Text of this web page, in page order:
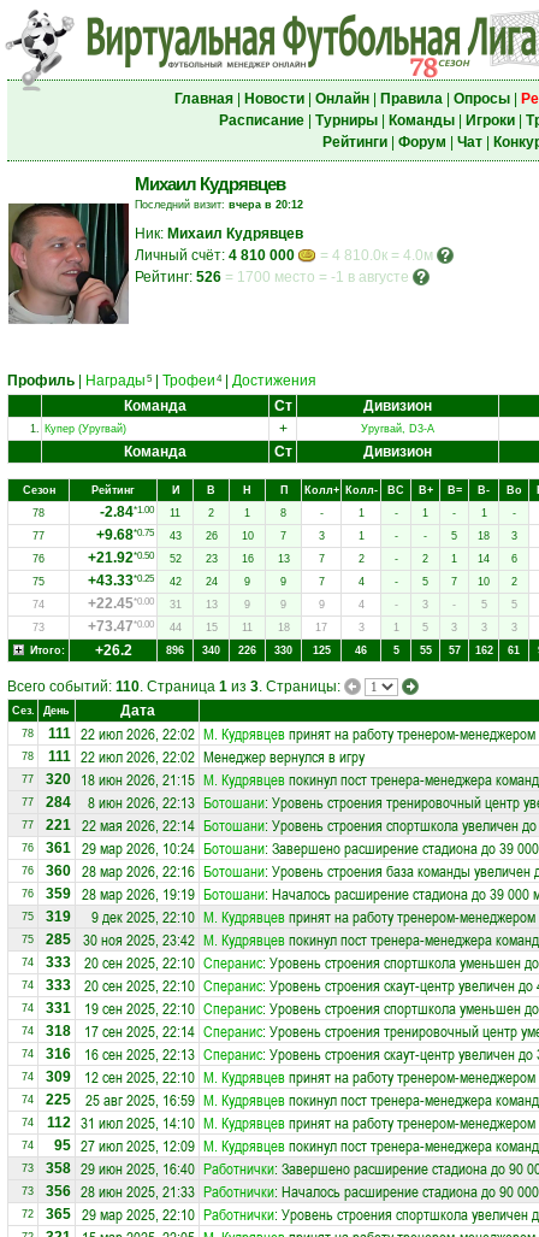
Главная| Новости| Онлайн| Правила| Опросы|
Расписание| Турниры| Команды| Игроки|
Рейтинги| Форум Чат|
Михаил Кудрявцев
Последний визит: вчера в 20:12
Ник: Михаил Кудрявцев
Личный счёт: 4 810 000
= 4 810.0к = 4.0м
Рейтинг: 526 = 1700 место = -1 в августе
Профиль Награды 5 Трофеи 4| Достижения
Команда
Ст Дивизион
1. Купер (Уругвай) + Уругвай, D3-A
Команда Ст Дивизион
Сезон Рейтинг И В Н П Колл+ Колл- ВC В+ В= В- Вo
78
-2.84*1.00 11 2 1 8 - 1 - 1 - 1
-
77
+9.68*0.75 43 26 10 7 3 1 - - 5 18
3
76
+21.92*0.50 52 23 16 13 7 2 - 2 1 14
6
75
+43.33*0.25 42 24 9 9 7 4 - 5 7 10
2
74
+22.45*0.00 31 13 9 9 9 4 - 3 - 5
5
73
+73.47*0.00 44 15 11 18 17 3 1 5 3 3
3
Итого:
+26.2 896 340 226 330 125 46 5 55 57 162 61
Всего событий: 110. Страница 1 из 3. Страницы:
Сез. День Дата
78 111 22 июл 2026, 22:02 М. Кудрявцевпринят на работу тренером-
78 111 22 июл 2026, 22:02 Менеджер вернулся в игру
77 320 18 июн 2026, 21:15 М. Кудрявцевпокинул пост тренера-менеджера
77 284 8 июн 2026, 22:13 Ботошани: Уровень строения тренировочный центр
77 221 22 мая 2026, 22:14 Ботошани: Уровень строения спортшкола увеличен
76 361 29 мар 2026, 10:24 Ботошани: Завершено расширение стадиона до 39
76 360 28 мар 2026, 22:16 Ботошани: Уровень строения база команды увеличен
76 359 28 мар 2026, 19:19 Ботошани: Началось расширение стадиона до 39 000
75 319 9 дек 2025, 22:10 М. Кудрявцевпринят на работу тренером-
75 285 30 ноя 2025, 23:42 М. Кудрявцевпокинул пост тренера-менеджера
74 333 20 сен 2025, 22:10 Сперанис: Уровень строения спортшкола уменьшен
74 333 20 сен 2025, 22:10 Сперанис: Уровень строения скаут-центр увеличен до
74 331 19 сен 2025, 22:10 Сперанис: Уровень строения спортшкола уменьшен
74 318 17 сен 2025, 22:14 Сперанис: Уровень строения тренировочный центр
74 316 16 сен 2025, 22:13 Сперанис: Уровень строения скаут-центр увеличен до
74 309 12 сен 2025, 22:10 М. Кудрявцевпринят на работу тренером-
74 225 25 авг 2025, 16:59 М. Кудрявцевпокинул пост тренера-менеджера
74 112 31 июл 2025, 14:10 М. Кудрявцевпринят на работу тренером-
74 95 27 июл 2025, 12:09 М. Кудрявцевпокинул пост тренера-менеджера
73 358 29 июн 2025, 16:40 Работнички: Завершено расширение стадиона до 90
73 356 28 июн 2025, 21:33 Работнички: Началось расширение стадиона до 90
72 365 29 мар 2025, 22:10 Работнички: Уровень строения спортшкола увеличен